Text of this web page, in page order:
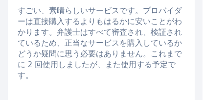
すごい、素晴らしいサービスです。プロバイダ
ーは直接購入するよりもはるかに安いことがわ
かります。弁護士はすべて審査され、検証され
ているため、正当なサービスを購入しているか
どうか疑問に思う必要はありません。これまで
に 2 回使用しましたが、また使用する予定で
す。